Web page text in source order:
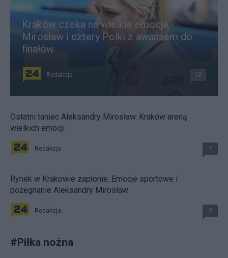
Kraków czeka na wielkie emocje.
Mirosław i cztery Polki z awansem do
finałów
Redakcja 12
Ostatni taniec Aleksandry Mirosław. Kraków areną
wielkich emocji
Redakcja 7
Rynek w Krakowie zapłonie. Emocje sportowe i
pożegnanie Aleksandry Mirosław
Redakcja 9
#Piłka nożna